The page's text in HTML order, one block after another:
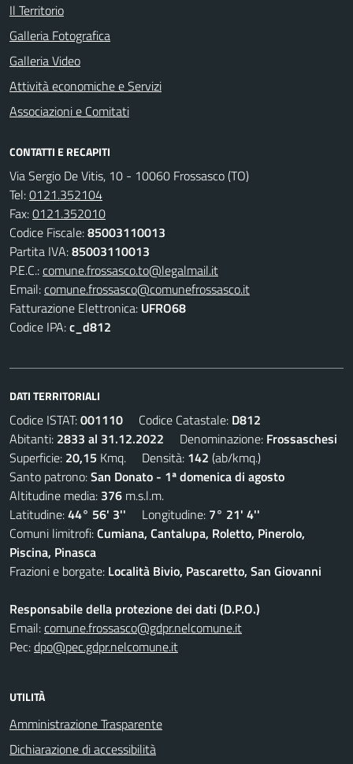
Il Territorio
Galleria Fotografica
Galleria Video
Attività economiche e Servizi
Associazioni e Comitati
CONTATTI E RECAPITI
Via Sergio De Vitis, 10 - 10060 Frossasco (TO)
Tel:0121.352104
Fax:0121.352010
Codice Fiscale:85003110013
Partita IVA:85003110013
P.E.C.:comune.frossasco.to@legalmail.it
Email:comune.frossasco@comunefrossasco.it
Fatturazione Elettronica: UFRO68
Codice IPA:c_d812
DATI TERRITORIALI
Codice ISTAT:001110 Codice Catastale: D812
Abitanti: 2833 al 31.12.2022 Denominazione: Frossaschesi
Superficie: 20,15 Kmq. Densità: 142 (ab/kmq.)
Santo patrono:San Donato - 1ª domenica di agosto
Altitudine media: 376 m.s.l.m.
Latitudine:44° 56' 3'' Longitudine: 7° 21' 4''
Comuni limitrofi:Cumiana, Cantalupa, Roletto, Pinerolo,
Piscina, Pinasca
Frazioni e borgate: Località Bivio, Pascaretto, San Giovanni
Responsabile della protezione dei dati (D.P.O.)
Email:comune.frossasco@gdpr.nelcomune.it
Pec:dpo@pec.gdpr.nelcomune.it
UTILITÀ
Amministrazione Trasparente
Dichiarazione di accessibilità